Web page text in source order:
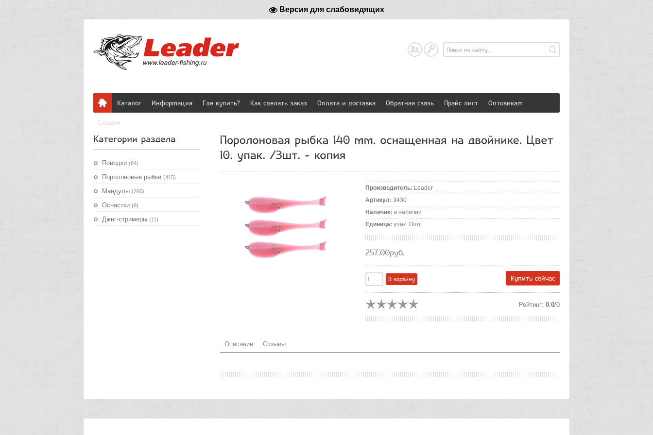
Версия для слабовидящих
Регистрация
Вход
Каталог Информация Где купить? Как сделать заказ Оплата и доставка Обратная связь Прайс лист Оптовикам
Скидки
Поводки (64)
Поролоновые рыбки (415)
Мандулы (260)
Оснастки (8)
Джиг-стримеры (11)
Производитель: Leader
Артикул: 3430
Наличие: в наличии
Единица: упак. /3шт.
257.00руб.
Купить сейчас
Рейтинг: 0.0/0
Описание Отзывы